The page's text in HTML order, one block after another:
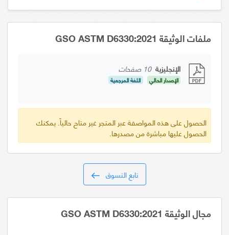
ملفات الوثيقة GSO ASTM D6330:2021
الإنجليزية 10 صفحات
الإصدار الحالي اللغة المرجعية
الحصول على هذه المواصفة عبر المتجر غير متاح حالياً. يمكنك
الحصول عليها مباشرة من مصدرها.
تابع التسوق
مجال الوثيقة GSO ASTM D6330:2021